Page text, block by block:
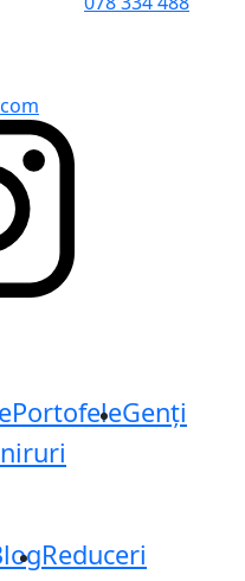
PortofeleGenți
Reduceri